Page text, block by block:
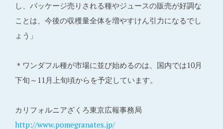
し、パッケージ売りされる種やジュースの販売が好調な
ことは、今後の収穫量全体を増やすけん引力になるでし
ょう」
＊ワンダフル種が市場に並び始めるのは、国内では10月
下旬～11月上旬頃からを予定しています。
カリフォルニアざくろ東京広報事務局
http://www.pomegranates.jp/